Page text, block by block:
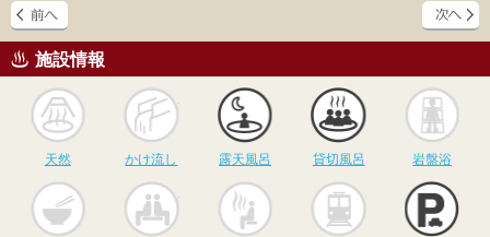
施設情報
天然
かけ流し
かけ流し
露天風呂
露天風呂
貸切風呂
貸切風呂 岩盤浴
サウナ